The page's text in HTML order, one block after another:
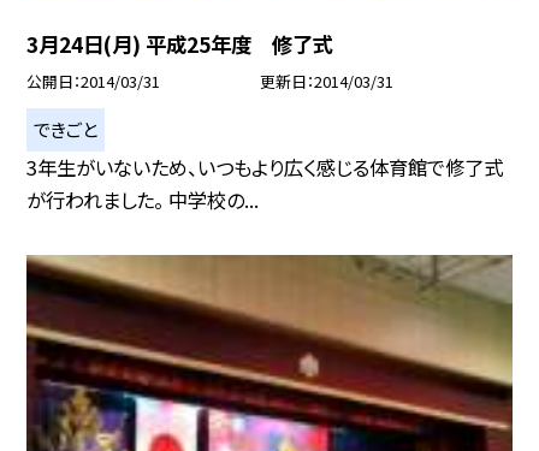
3月24日(月) 平成25年度 修了式
公開日 2014/03/31 更新日 2014/03/31
できごと
3年生がいないため、いつもより広く感じる体育館で修了式
が行われました。 中学校の...